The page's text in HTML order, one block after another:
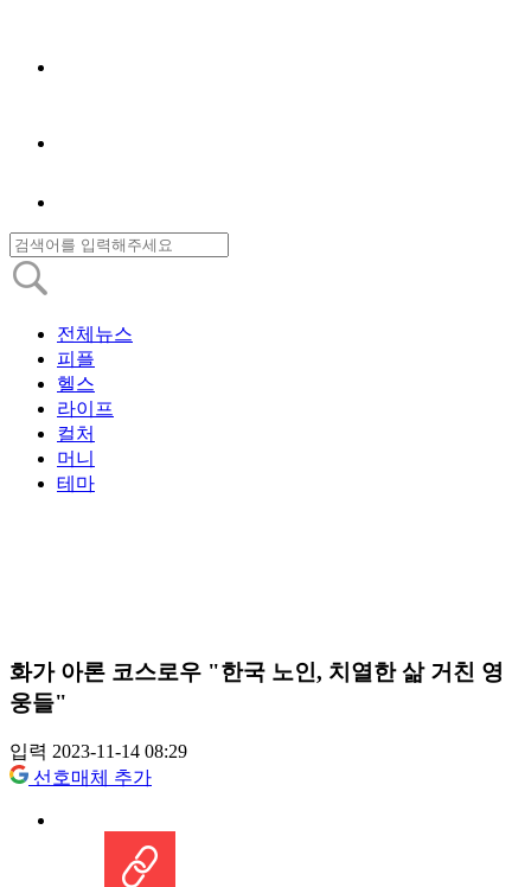
전체뉴스
피플
헬스
라이프
컬처
머니
테마
화가 아론 코스로우 "한국 노인, 치열한 삶 거친 영
웅들"
입력 2023-11-14 08:29
선호매체 추가